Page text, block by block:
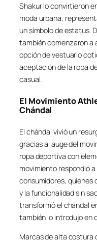
Shakur lo convirtieron
moda urbana,
un símbolo de estatus.
también comenzaron a
opción de vestuario
aceptación de la ropa
casual.
El Movimiento
Chándal
El chándal vivió un
gracias al auge del
ropa deportiva con
movimiento respondió
consumidores, quienes
y la funcionalidad sin
transformó el chándal
también lo introdujo en
Marcas de alta costura